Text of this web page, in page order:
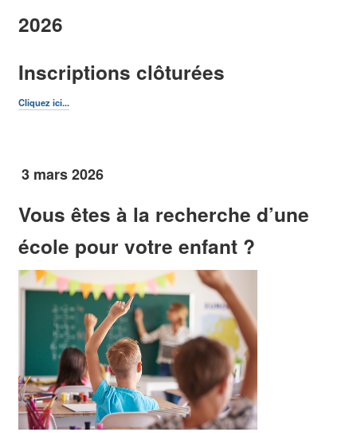
www.culture1080cultuur.be
Publications
Règlements communaux
Agenda Culturel Brochure familles monoparentales
Rapport annuel Newsletter MoMuse
Offres d'emploi de l'administration communale
Protection des données / Vie privée
2026
Inscriptions clôturées
Cliquez ici...
3 mars 2026
Vous êtes à la recherche d’une
école pour votre enfant ?